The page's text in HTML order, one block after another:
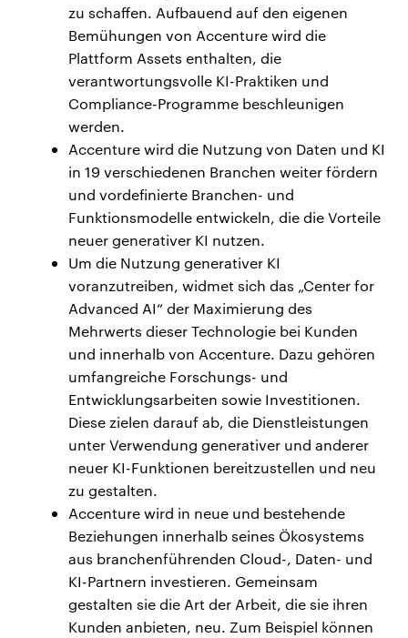
zu schaffen. Aufbauend auf den eigenen
Bemühungen von Accenture wird die
Plattform Assets enthalten, die
verantwortungsvolle KI-Praktiken und
Compliance-Programme beschleunigen
werden.
Accenture wird die Nutzung von Daten und KI
in 19 verschiedenen Branchen weiter fördern
und vordefinierte Branchen- und
Funktionsmodelle entwickeln, die die Vorteile
neuer generativer KI nutzen.
Um die Nutzung generativer KI
voranzutreiben, widmet sich das „Center for
Advanced AI“ der Maximierung des
Mehrwerts dieser Technologie bei Kunden
und innerhalb von Accenture. Dazu gehören
umfangreiche Forschungs- und
Entwicklungsarbeiten sowie Investitionen.
Diese zielen darauf ab, die Dienstleistungen
unter Verwendung generativer und anderer
neuer KI-Funktionen bereitzustellen und neu
zu gestalten.
Accenture wird in neue und bestehende
Beziehungen innerhalb seines Ökosystems
aus branchenführenden Cloud-, Daten- und
KI-Partnern investieren. Gemeinsam
gestalten sie die Art der Arbeit, die sie ihren
Kunden anbieten, neu. Zum Beispiel können